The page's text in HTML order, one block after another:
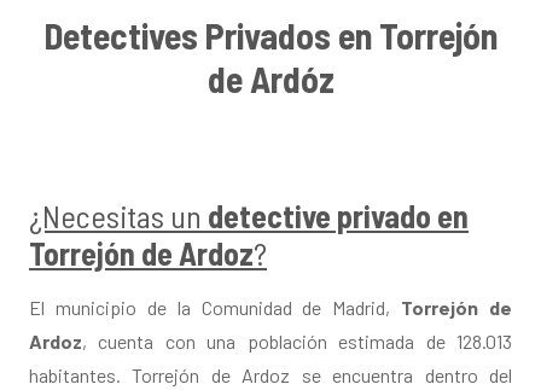
Detectives Privados en Torrejón
de Ardóz
¿Necesitas un detective privado en
Torrejón de Ardoz?
El municipio de la Comunidad de Madrid, Torrejón de
Ardoz, cuenta con una población estimada de 128.013
habitantes. Torrejón de Ardoz se encuentra dentro del